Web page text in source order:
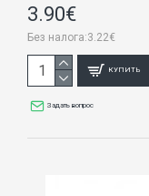
3.90€
Без налога:3.22€
КУПИТЬ
Задать вопрос